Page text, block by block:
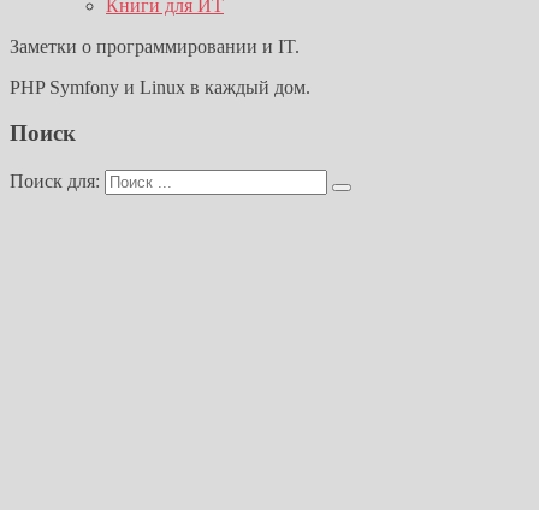
Книги для ИТ
Заметки о программировании и IT.
PHP Symfony и Linux в каждый дом.
Поиск
Поиск для: